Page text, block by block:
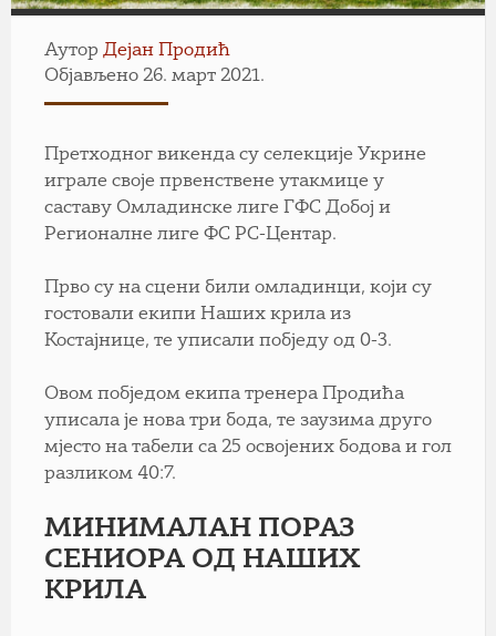
Аутор Дејан Продић
Објављено 26. март 2021.
Претходног викенда су селекције Укрине
играле своје првенствене утакмице у
саставу Омладинске лиге ГФС Добој и
Регионалне лиге ФС РС-Центар.
Прво су на сцени били омладинци, који су
гостовали екипи Наших крила из
Костајнице, те уписали побједу од 0-3.
Овом побједом екипа тренера Продића
уписала је нова три бода, те заузима друго
мјесто на табели са 25 освојених бодова и гол
разликом 40:7.
МИНИМАЛАН ПОРАЗ
СЕНИОРА ОД НАШИХ
КРИЛА